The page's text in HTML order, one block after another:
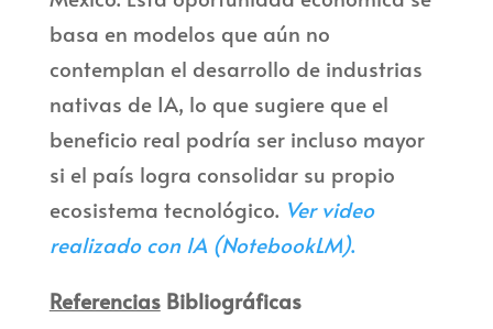
basa en modelos que aún no
contemplan el desarrollo de industrias
nativas de IA, lo que sugiere que el
beneficio real podría ser incluso mayor
si el país logra consolidar su propio
ecosistema tecnológico. Ver video
realizado con IA (NotebookLM).
ReferenciasBibliográficas